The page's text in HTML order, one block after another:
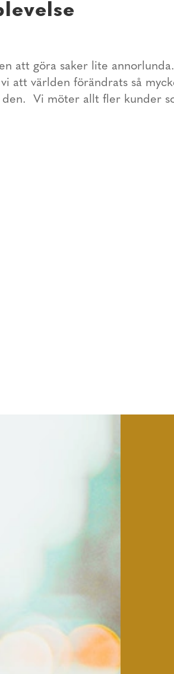
att göra saker lite
att världen förändrats så
Vi möter allt fler kunder